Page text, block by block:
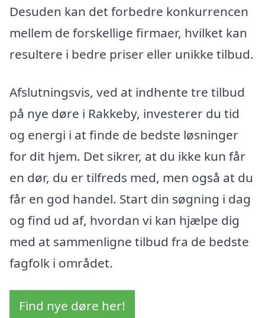
Desuden kan det forbedre konkurrencen
mellem de forskellige firmaer, hvilket kan
resultere i bedre priser eller unikke tilbud.
Afslutningsvis, ved at indhente tre tilbud
på nye døre i Rakkeby, investerer du tid
og energi i at finde de bedste løsninger
for dit hjem. Det sikrer, at du ikke kun får
en dør, du er tilfreds med, men også at du
får en god handel. Start din søgning i dag
og find ud af, hvordan vi kan hjælpe dig
med at sammenligne tilbud fra de bedste
fagfolk i området.
Find nye døre her!